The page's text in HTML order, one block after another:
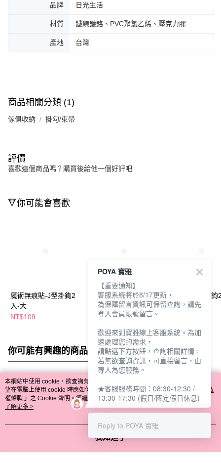
品牌 日光生活
材質 鐵線鍍鉻、PVC聚氯乙烯、壓克力膠
產地 台灣
商品相關分類 (1)
傢俱收納 掛勾/束帶
評價
喜歡這個商品嗎？購買後給他一個好評吧
🔻你可能會喜歡
魔術無痕貼-J型掛鉤2
入-大
NT$109
3M無痕中型掛鉤3入裝
NT$125
3M無痕大型掛鉤
你可能有興趣的商品 全站排行
熱門標籤
本網站中使用 cookie，欲查詢有關本網站使用 cookie 方式之詳情，及若您不希
望在電腦上使用 cookie 時應如何變更電腦的 cookie 設定，請參閱本網站「
隱私
權條款 」之 Cookie 聲明。您繼續使用本網站即表示您同意本公司得按本網站使
用條款之 Cookie 聲明使用 cookie。
了解更多 >
我知道了
POYA 寶雅
【重要通知】
客服系統將於8/17更新，
為保障留言資訊可保留查詢，請先
登入會員帳號留言。
歡迎來到寶雅線上客服系統。為加
速處理您的需求，
請點選下方按鈕，查詢相關詳情，
若無欲查詢資訊，可直接留言，由
專人為您服務。
★客服服務時間：08:30-12:30 /
13:30-17:30 (假日/國定假日休息)
Reply to POYA 寶雅